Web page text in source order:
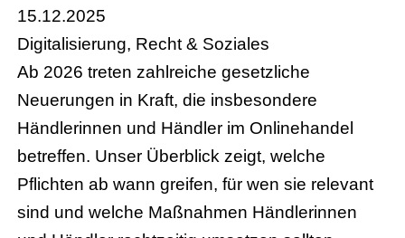
15.12.2025
Digitalisierung, Recht & Soziales
Ab 2026 treten zahlreiche gesetzliche
Neuerungen in Kraft, die insbesondere
Händlerinnen und Händler im Onlinehandel
betreffen. Unser Überblick zeigt, welche
Pflichten ab wann greifen, für wen sie relevant
sind und welche Maßnahmen Händlerinnen